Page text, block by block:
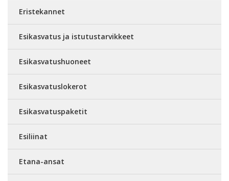
Eristekannet
Esikasvatus ja istutustarvikkeet
Esikasvatushuoneet
Esikasvatuslokerot
Esikasvatuspaketit
Esiliinat
Etana-ansat